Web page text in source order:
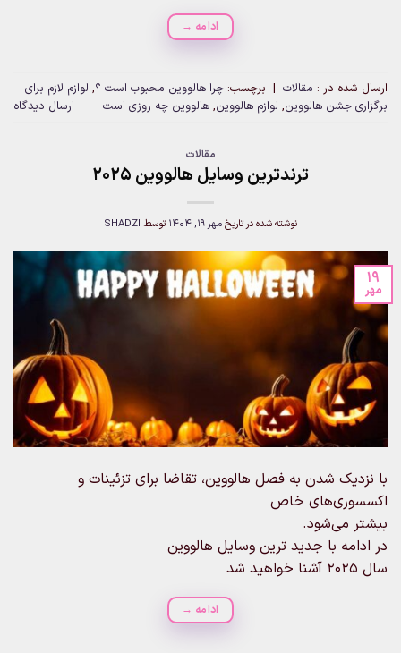
ادامه →
ارسال شده در : مقالات | برچسب: چرا هالووین محبوب است ؟, لوازم لازم برای
برگزاری جشن هالووین, لوازم هالووین, هالووین چه روزی است ارسال دیدگاه
مقالات
ترندترین وسایل هالووین ۲۰۲۵
نوشته شده در تاریخمهر 19, 1404 توسط SHADZI
19
مهر
با نزدیک شدن به فصل هالووین، تقاضا برای تزئینات و
اکسسوری‌های خاص
بیشتر می‌شود.
در ادامه با جدید ترین وسایل هالووین
سال 2025 آشنا خواهید شد
ادامه →